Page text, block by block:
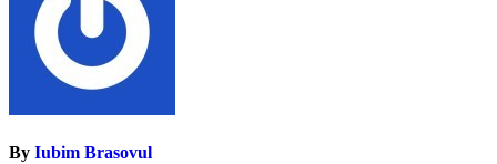
By Iubim Brasovul